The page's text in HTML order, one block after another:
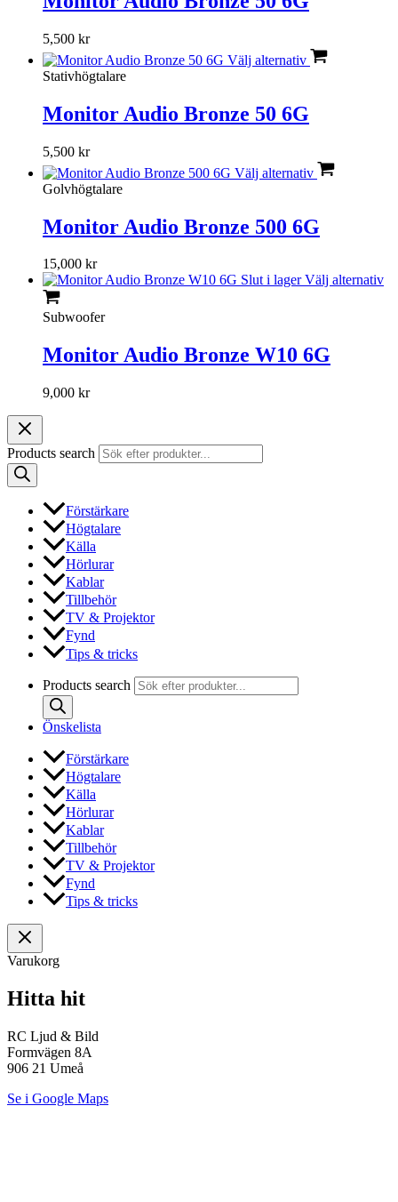
5,500 kr
Välj alternativ
Stativhögtalare
Monitor Audio Bronze 50 6G
5,500 kr
Välj alternativ
Golvhögtalare
Monitor Audio Bronze 500 6G
15,000 kr
Slut i lager Välj alternativ
Subwoofer
Monitor Audio Bronze W10 6G
9,000 kr
Products search
Förstärkare
Högtalare
Källa
Hörlurar
Kablar
Tillbehör
TV & Projektor
Fynd
Tips & tricks
Products search
Önskelista
Förstärkare
Högtalare
Källa
Hörlurar
Kablar
Tillbehör
TV & Projektor
Fynd
Tips & tricks
Varukorg
Hitta hit
RC Ljud & Bild
Formvägen 8A
906 21 Umeå
Se i Google Maps